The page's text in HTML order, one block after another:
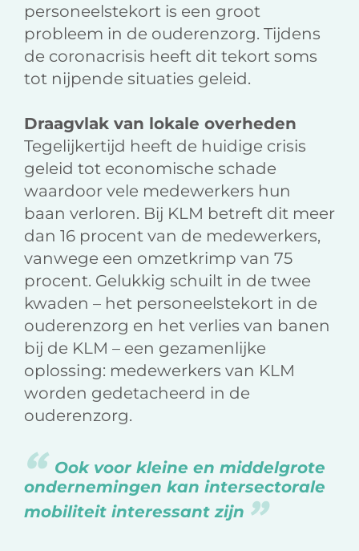
personeelstekort is een groot
probleem in de ouderenzorg. Tijdens
de coronacrisis heeft dit tekort soms
tot nijpende situaties geleid.
Draagvlak van lokale overheden
Tegelijkertijd heeft de huidige crisis
geleid tot economische schade
waardoor vele medewerkers hun
baan verloren. Bij KLM betreft dit meer
dan 16 procent van de medewerkers,
vanwege een omzetkrimp van 75
procent. Gelukkig schuilt in de twee
kwaden – het personeelstekort in de
ouderenzorg en het verlies van banen
bij de KLM – een gezamenlijke
oplossing: medewerkers van KLM
worden gedetacheerd in de
ouderenzorg.
Ook voor kleine en middelgrote
ondernemingen kan intersectorale
mobiliteit interessant zijn